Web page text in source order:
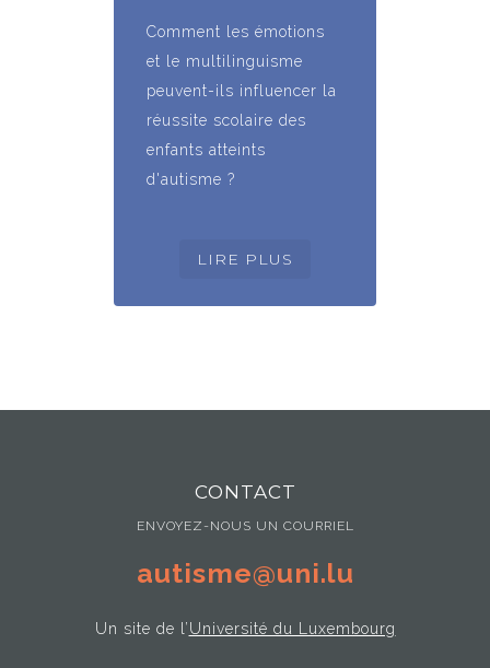
Comment les émotions
et le multilinguisme
peuvent-ils influencer la
réussite scolaire des
enfants atteints
d'autisme ?
CONTACT
ENVOYEZ-NOUS UN COURRIEL
autisme@uni.lu
Un site de l’Université du Luxembourg